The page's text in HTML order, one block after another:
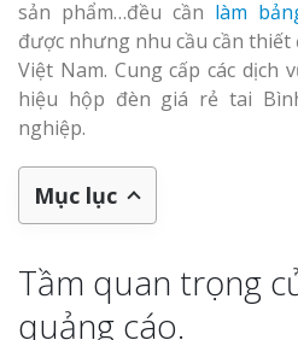
sản phẩm…đều cần làm
được nhưng nhu cầu cần
Việt Nam. Cung cấp các
hiệu hộp đèn giá rẻ tai
nghiệp.
Mục lục
Tầm quan trọng
quảng cáo.